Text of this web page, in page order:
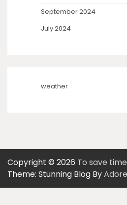
September 2024
July 2024
weather
Copyright © 2026 To save
Theme: Stunning Blog By